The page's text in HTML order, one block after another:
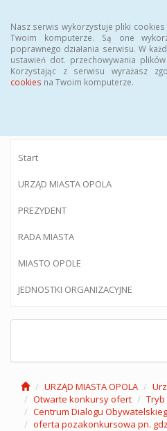
Nasz serwis wykorzystuje pliki
Twoim komputerze. Są one
poprawnego działania serwisu. W
ustawień dot. przechowywania
Korzystając z serwisu wyrażasz
cookies na Twoim komputerze.
BIULETYN
Urzędu
Start
URZĄD MIASTA OPOLA
PREZYDENT
RADA MIASTA
MIASTO OPOLE
JEDNOSTKI ORGANIZACYJNE
URZĄD MIASTA OPOLA
Otwarte konkursy ofert
Centrum Dialogu
oferta pozakonkursowa pn.